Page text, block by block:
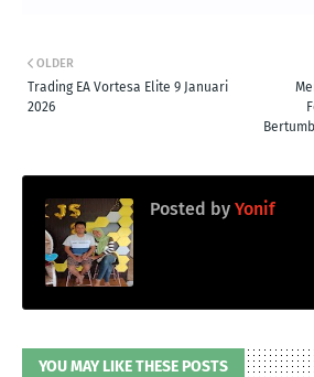
OLDER
Trading EA Vortesa Elite 9 Januari
2026
Posted by Yonif
YOU MAY LIKE THESE POSTS